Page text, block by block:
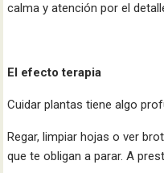
calma y atención por el
El efecto terapia
Cuidar plantas tiene algo
Regar, limpiar hojas o ver
que te obligan a parar. A